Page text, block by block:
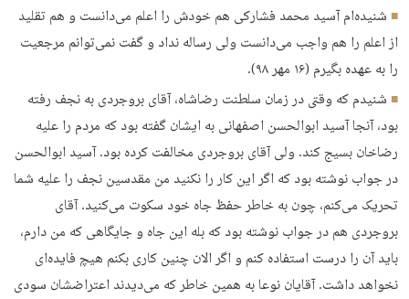
شنیده‌ام آسید محمد فشارکی هم خودش را اعلم می‌دانست و هم تقلید
از اعلم را هم واجب می‌دانست ولی رساله نداد و گفت نمی‌توانم مرجعیت
را به عهده بگیرم (۱۶ مهر ۹۸).
شنیدم که وقتی در زمان سلطنت رضاشاه، آقای بروجردی به نجف رفته
بود، آنجا آسید ابوالحسن اصفهانی به ایشان گفته بود که مردم را علیه
رضاخان بسیج کند. ولی آقای بروجردی مخالفت کرده بود. آسید ابوالحسن
در جواب نوشته بود که اگر این کار را نکنید من مقدسین نجف را علیه شما
تحریک می‌کنم، چون به خاطر حفظ جاه خود سکوت می‌کنید. آقای
بروجردی هم در جواب نوشته بود که بله این جاه و جایگاهی که من دارم،
باید آن را درست استفاده کنم و اگر الان چنین کاری بکنم هیچ فایده‌ای
نخواهد داشت. آقایان نوعا به همین خاطر که می‌دیدند اعتراضشان سودی